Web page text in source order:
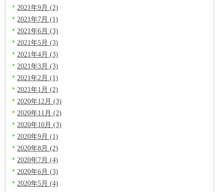
2021年9月 (2)
2021年7月 (1)
2021年6月 (3)
2021年5月 (3)
2021年4月 (3)
2021年3月 (3)
2021年2月 (1)
2021年1月 (2)
2020年12月 (3)
2020年11月 (2)
2020年10月 (3)
2020年9月 (1)
2020年8月 (2)
2020年7月 (4)
2020年6月 (3)
2020年5月 (4)